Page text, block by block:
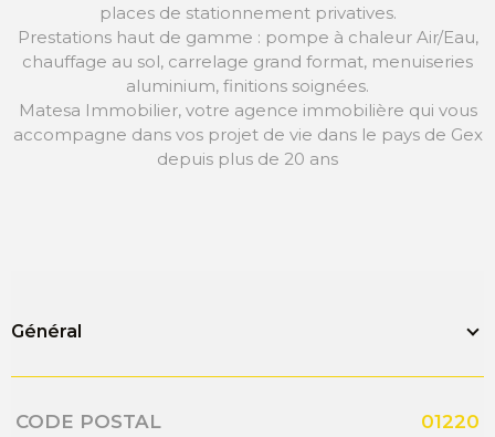
places de stationnement privatives.
Prestations haut de gamme : pompe à chaleur Air/Eau,
chauffage au sol, carrelage grand format, menuiseries
aluminium, finitions soignées.
Matesa Immobilier, votre agence immobilière qui vous
accompagne dans vos projet de vie dans le pays de Gex
depuis plus de 20 ans
Général
Caractérisque Valeurs
CODE POSTAL 01220